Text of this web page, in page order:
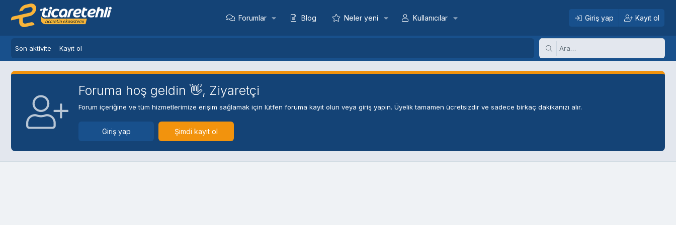
Forumlar Blog Neler yeni Kullanıcılar Giriş yap Kayıt ol
Son aktivite Kayıt ol
Foruma hoş geldin 👋, Ziyaretçi
Forum içeriğine ve tüm hizmetlerimize erişim sağlamak için lütfen foruma kayıt olun veya giriş yapın. Üyelik tamamen ücretsizdir ve sadece birkaç dakikanızı alır.
Giriş yap Şimdi kayıt ol